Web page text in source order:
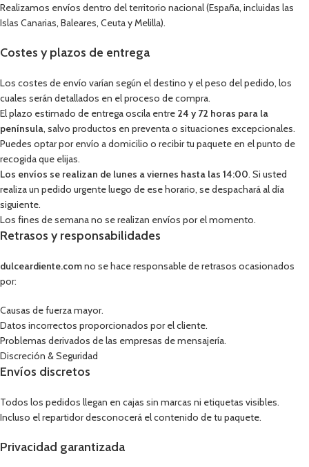
Realizamos envíos dentro del territorio nacional (España, incluidas las
Islas Canarias, Baleares, Ceuta y Melilla).
Costes y plazos de entrega
Los costes de envío varían según el destino y el peso del pedido, los
cuales serán detallados en el proceso de compra.
El plazo estimado de entrega oscila entre 24 y 72 horas para la
península, salvo productos en preventa o situaciones excepcionales.
Puedes optar por envío a domicilio o recibir tu paquete en el punto de
recogida que elijas.
Los envíos se realizan de lunes a viernes hasta las 14:00. Si usted
realiza un pedido urgente luego de ese horario, se despachará al día
siguiente.
Los fines de semana no se realizan envíos por el momento.
Retrasos y responsabilidades
dulceardiente.comno se hace responsable de retrasos ocasionados
por:
Causas de fuerza mayor.
Datos incorrectos proporcionados por el cliente.
Problemas derivados de las empresas de mensajería.
Discreción & Seguridad
Envíos discretos
Todos los pedidos llegan en cajas sin marcas ni etiquetas visibles.
Incluso el repartidor desconocerá el contenido de tu paquete.
Privacidad garantizada